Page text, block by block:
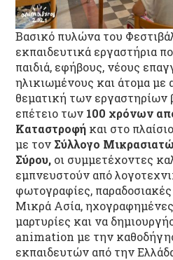
Βασικό πυλώνα του
εκπαιδευτικά εργαστήρια
παιδιά, εφήβους, νέους
ηλικιωμένους και άτομα με
θεματική των εργαστηρίων
επέτειο των 100 χρόνων
Καταστροφή και στο
με τον Σύλλογο
Σύρου, οι συμμετέχοντες
εμπνευστούν από
φωτογραφίες,
Μικρά Ασία,
μαρτυρίες και να
animation με την
εκπαιδευτών από την